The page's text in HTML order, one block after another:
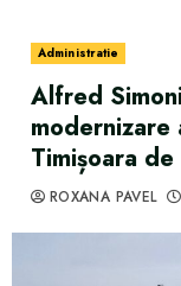
Administratie
Alfred
modernizare
Timișoara
ROXANA PAVEL